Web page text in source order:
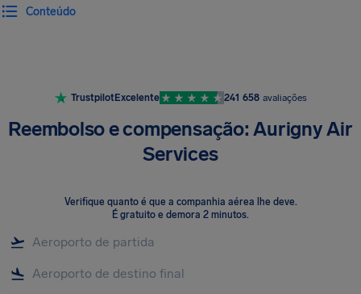
Conteúdo
TrustpilotExcelente 241 658 avaliações
Reembolso e compensação: Aurigny Air
Services
Verifique quanto é que a companhia aérea lhe deve.
É gratuito e demora 2 minutos.